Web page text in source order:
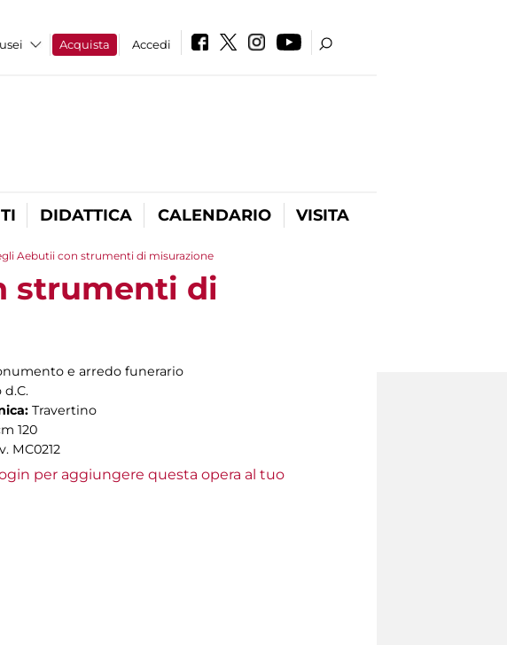
Acquista Accedi
DIDATTICA CALENDARIO VISITA
Aebutii con strumenti di misurazione
strumenti di
e arredo funerario
d.C.
Travertino
120
MC0212
per aggiungere questa opera al tuo